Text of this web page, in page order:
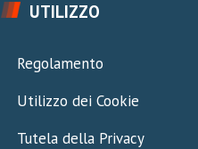
UTILIZZO
Regolamento
Utilizzo dei Cookie
Tutela della Privacy